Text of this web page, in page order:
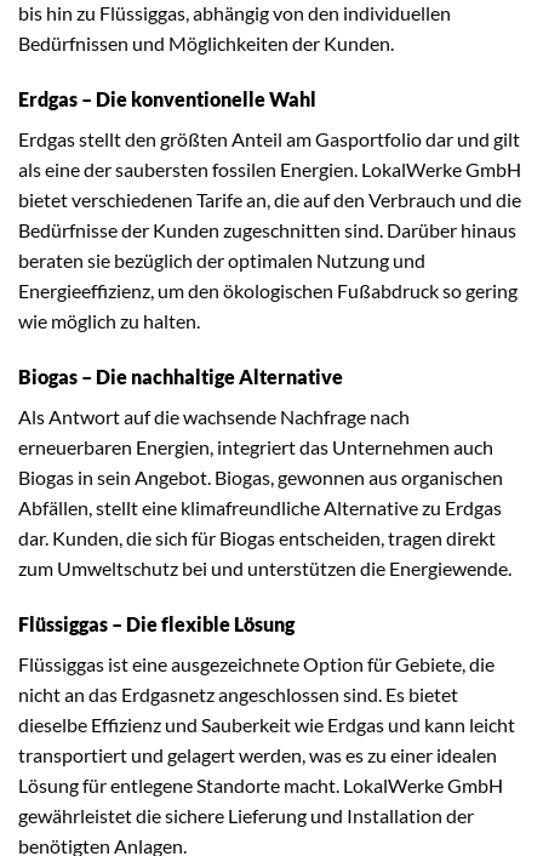
bis hin zu Flüssiggas, abhängig von den individuellen
Bedürfnissen und Möglichkeiten der Kunden.
Erdgas – Die konventionelle Wahl
Erdgas stellt den größten Anteil am Gasportfolio dar und gilt
als eine der saubersten fossilen Energien. LokalWerke GmbH
bietet verschiedenen Tarife an, die auf den Verbrauch und die
Bedürfnisse der Kunden zugeschnitten sind. Darüber hinaus
beraten sie bezüglich der optimalen Nutzung und
Energieeffizienz, um den ökologischen Fußabdruck so gering
wie möglich zu halten.
Biogas – Die nachhaltige Alternative
Als Antwort auf die wachsende Nachfrage nach
erneuerbaren Energien, integriert das Unternehmen auch
Biogas in sein Angebot. Biogas, gewonnen aus organischen
Abfällen, stellt eine klimafreundliche Alternative zu Erdgas
dar. Kunden, die sich für Biogas entscheiden, tragen direkt
zum Umweltschutz bei und unterstützen die Energiewende.
Flüssiggas – Die flexible Lösung
Flüssiggas ist eine ausgezeichnete Option für Gebiete, die
nicht an das Erdgasnetz angeschlossen sind. Es bietet
dieselbe Effizienz und Sauberkeit wie Erdgas und kann leicht
transportiert und gelagert werden, was es zu einer idealen
Lösung für entlegene Standorte macht. LokalWerke GmbH
gewährleistet die sichere Lieferung und Installation der
benötigten Anlagen.